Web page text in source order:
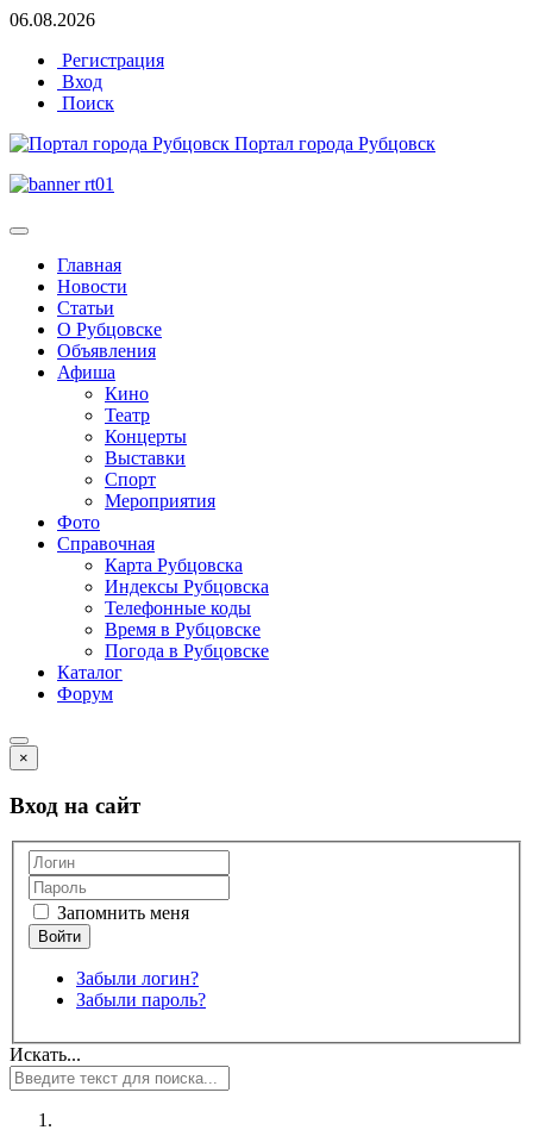
06.08.2026
Регистрация
Вход
Поиск
Портал города Рубцовск
Главная
Новости
Статьи
О Рубцовске
Объявления
Афиша
Кино
Театр
Концерты
Выставки
Спорт
Мероприятия
Фото
Справочная
Карта Рубцовска
Индексы Рубцовска
Телефонные коды
Время в Рубцовске
Погода в Рубцовске
Каталог
Форум
×
Вход на сайт
Запомнить меня
Забыли логин?
Забыли пароль?
Искать...